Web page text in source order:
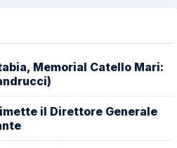
Memorial Catello Mari:
il Direttore Generale